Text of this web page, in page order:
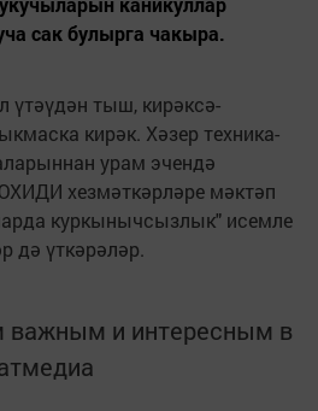
сак булырга чакыра.
үтәүдән тыш, кирәксә-
кирәк. Хәзер техника-
урам эчендә
хезмәткәрләре мәктәп
куркынычсызлык" исемле
дә үткәрәләр.
важным и интересным в